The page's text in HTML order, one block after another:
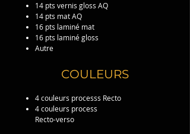
COULEURS
4 couleurs processs Recto
4 couleurs process
Recto-verso
14 pts vernis gloss AQ
14 pts mat AQ
16 pts laminé mat
16 pts laminé gloss
Autre